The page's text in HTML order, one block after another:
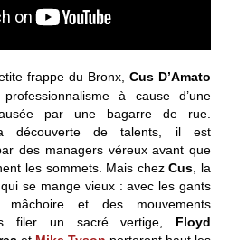
frappe du Bronx, Cus D’Amato
à cause d’une
par une bagarre de rue.
découverte de talents, il est
des managers véreux avant que
les sommets. Mais chezCus , la
se mange vieux : avec les gants
et des mouvements
filer un sacré vertige, Floyd